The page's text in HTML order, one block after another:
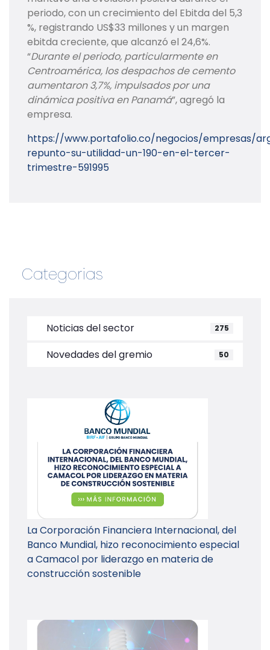
periodo, con un crecimiento del Ebitda del 5,3
%, registrando US$33 millones y un margen
ebitda creciente, que alcanzó el 24,6%.
“Durante el periodo, particularmente en
Centroamérica, los despachos de cemento
aumentaron 3,7%, impulsados por una
dinámica positiva en Panamá”, agregó la
empresa.
https://www.portafolio.co/negocios/empresas/
repunto-su-utilidad-un-190-en-el-tercer-
trimestre-591995
Categorias
Noticias del sector 275
Novedades del gremio 50
La Corporación Financiera Internacional, del
Banco Mundial, hizo reconocimiento especial
a Camacol por liderazgo en materia de
construcción sostenible